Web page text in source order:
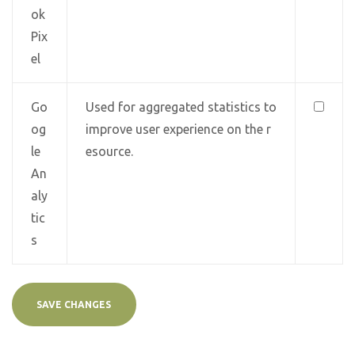
ok
Pix
el
Go
og
le
An
aly
tic
s
Used for aggregated statistics to
improve user experience on the r
esource.
SAVE CHANGES